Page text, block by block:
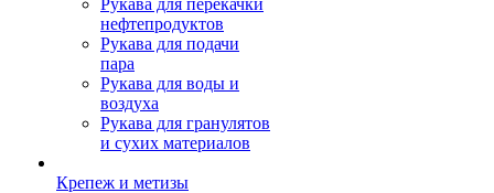
Рукава для перекачки
нефтепродуктов
Рукава для подачи
пара
Рукава для воды и
воздуха
Рукава для гранулятов
и сухих материалов
Крепеж и метизы